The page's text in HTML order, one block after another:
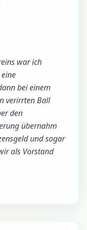
war ich
bei einem
verirrten Ball
den
übernahm
und sogar
als Vorstand